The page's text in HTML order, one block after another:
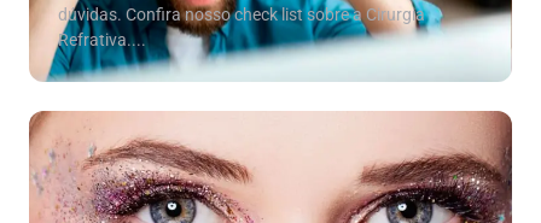
dúvidas. Confira nosso check list sobre a Cirurgia
Refrativa....